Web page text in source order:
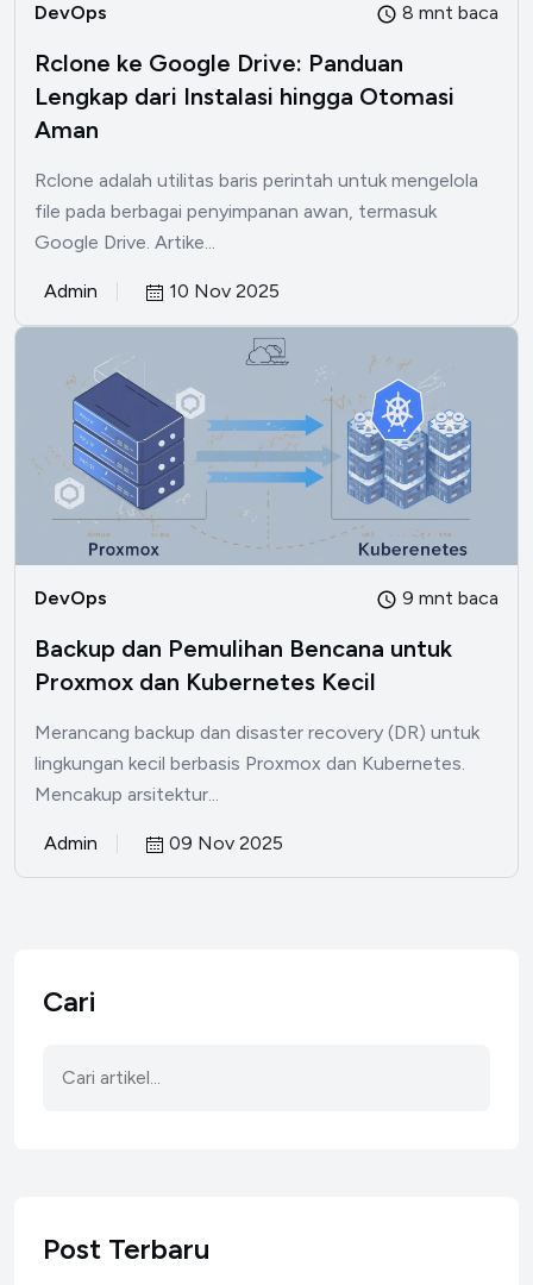
DevOps 8 mnt baca
Rclone ke Google Drive: Panduan
Lengkap dari Instalasi hingga Otomasi
Aman
Rclone adalah utilitas baris perintah untuk mengelola
file pada berbagai penyimpanan awan, termasuk
Google Drive. Artike...
Admin 10 Nov 2025
DevOps 9 mnt baca
Backup dan Pemulihan Bencana untuk
Proxmox dan Kubernetes Kecil
Merancang backup dan disaster recovery (DR) untuk
lingkungan kecil berbasis Proxmox dan Kubernetes.
Mencakup arsitektur...
Admin 09 Nov 2025
Cari
Post Terbaru